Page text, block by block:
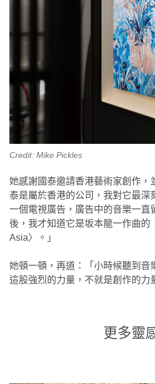
Credit: Mike Pickles
她感謝國泰邀請香港藝術家創作，
泰是屬於香港的公司，我對它最深
一個電視廣告，廣告中的音樂一直
後，我才知道它是坂本龍一作曲的
Asia〉。」
她頓一頓，再道：「小時候聽到音
這股強烈的力量，不就是創作的力
更多靈